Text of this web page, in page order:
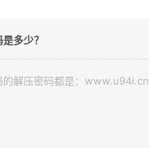
多少？
的解压密码都是：www.u94i.cn